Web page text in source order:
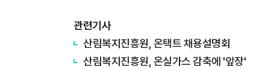
관련기사
​산림복지진흥원, 온택트 채용설명회
​산림복지진흥원, 온실가스 감축에 '앞장'